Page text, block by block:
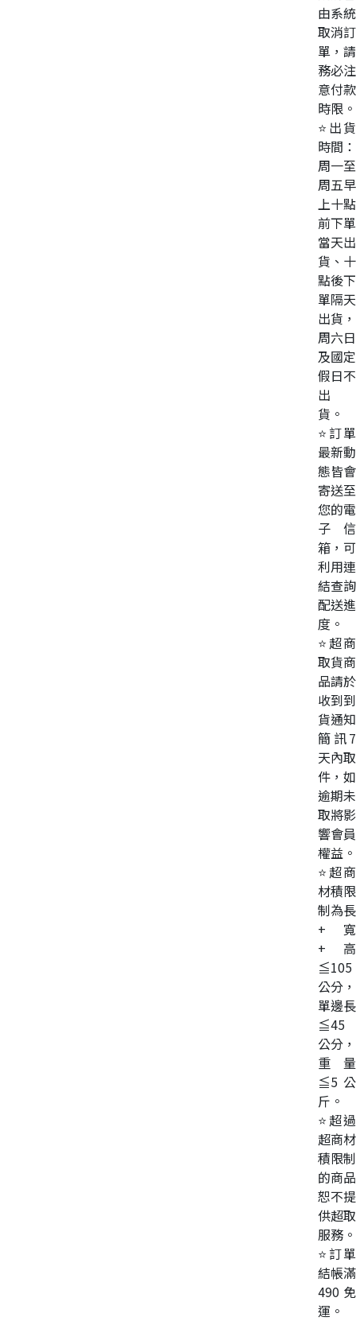
由系統
取消訂
單，請
務必注
意付款
時限。
⭐出貨
時間：
周一至
周五早
上十點
前下單
當天出
貨、十
點後下
單隔天
出貨，
周六日
及國定
假日不
出
貨。
⭐訂單
最新動
態皆會
寄送至
您的電
子信
箱，可
利用連
結查詢
配送進
度。
⭐超商
取貨商
品請於
收到到
貨通知
簡訊7
天內取
件，如
逾期未
取將影
響會員
權益。
⭐超商
材積限
制為長
+寬
+高
≦105
公分，
單邊長
≦45
公分，
重量
≦5公
斤。
⭐超過
超商材
積限制
的商品
恕不提
供超取
服務。
⭐訂單
結帳滿
490免
運。